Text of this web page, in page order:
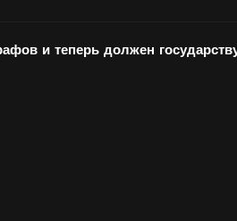
и теперь должен